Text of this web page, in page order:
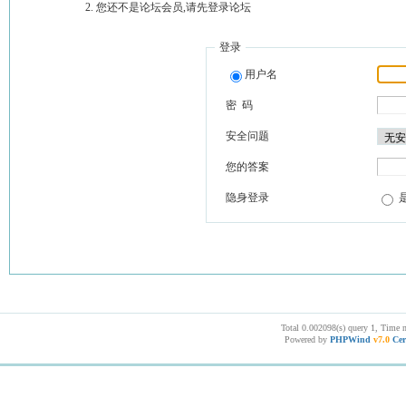
您还不是论坛会员,请先登录论坛
登录
用户名
密 码
安全问题
您的答案
隐身登录
Total 0.002098(s) query 1, Time
Powered by PHPWind v7.0